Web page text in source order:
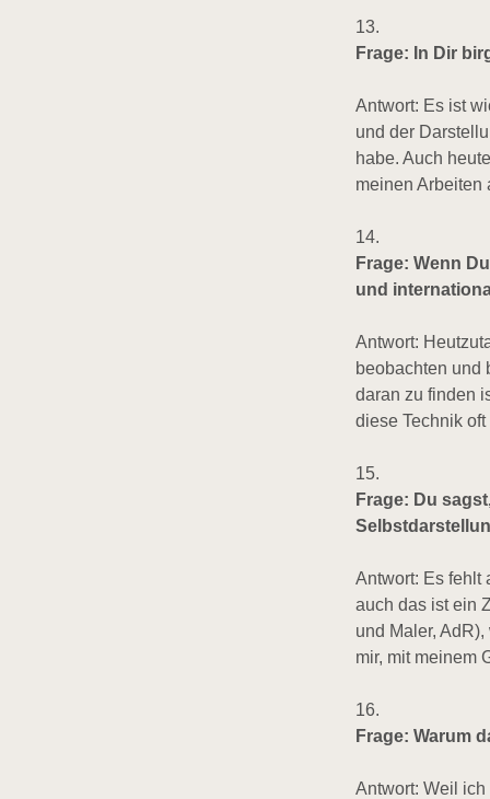
13.
Frage: In Dir
Antwort: Es ist
und der
habe. Auch
meinen Arbeiten
14.
Frage: Wenn
und
Antwort:
beobachten und
daran zu finden
diese Technik
15.
Frage: Du
Antwort: Es fehlt
auch das ist ein
und Maler,
mir, mit meinem
16.
Frage: Warum
Antwort: Weil